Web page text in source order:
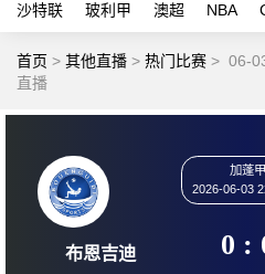
沙特联 玻利甲 澳超 NBA
首页 > 其他直播 > 热门比赛 > 06-
直播